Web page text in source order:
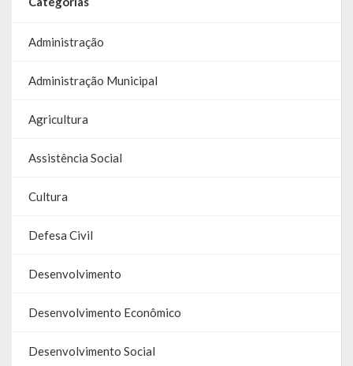
Galeria de Vereadores
Galeria de Fotos
Vídeos
Programas
Publicações
Covid 19
Administração
Administração Municipal
Agricultura
Assistência Social
Cultura
Defesa Civil
Desenvolvimento
Desenvolvimento Econômico
Desenvolvimento Social